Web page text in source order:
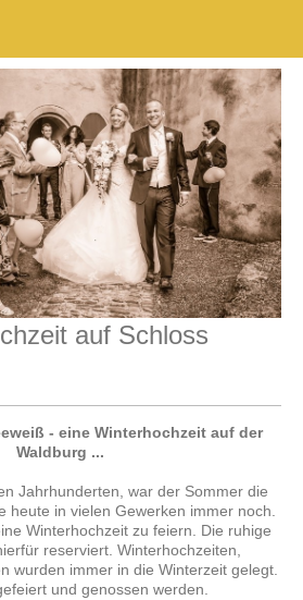
auf Schloss
- eine Winterhochzeit auf der
Waldburg ...
Jahrhunderten, war der Sommer die
heute in vielen Gewerken immer noch.
Winterhochzeit zu feiern. Die ruhige
reserviert. Winterhochzeiten,
wurden immer in die Winterzeit gelegt.
und genossen werden.